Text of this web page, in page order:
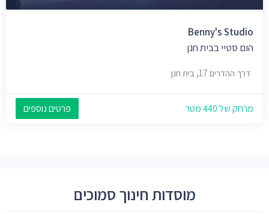
Benny's Studio
הום סטיי בבית חנן
דרך ההדרים 17, בית חנן
מרחק של 440 מטר פרטים נוספים
מוסדות חינוך סמוכים